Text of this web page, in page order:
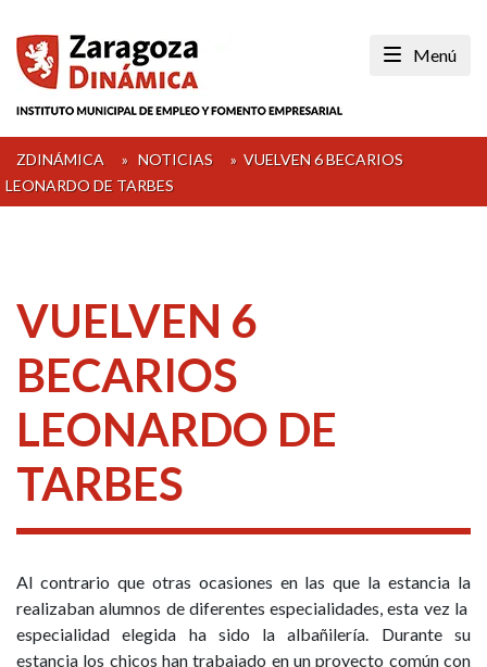
content
Menú
ZDINÁMICA » NOTICIAS » VUELVEN 6 BECARIOS
LEONARDO DE TARBES
VUELVEN 6
BECARIOS
LEONARDO DE
TARBES
Al contrario que otras ocasiones en las que la estancia la
realizaban alumnos de diferentes especialidades, esta vez la
especialidad elegida ha sido la albañilería. Durante su
estancia los chicos han trabajado en un proyecto común con